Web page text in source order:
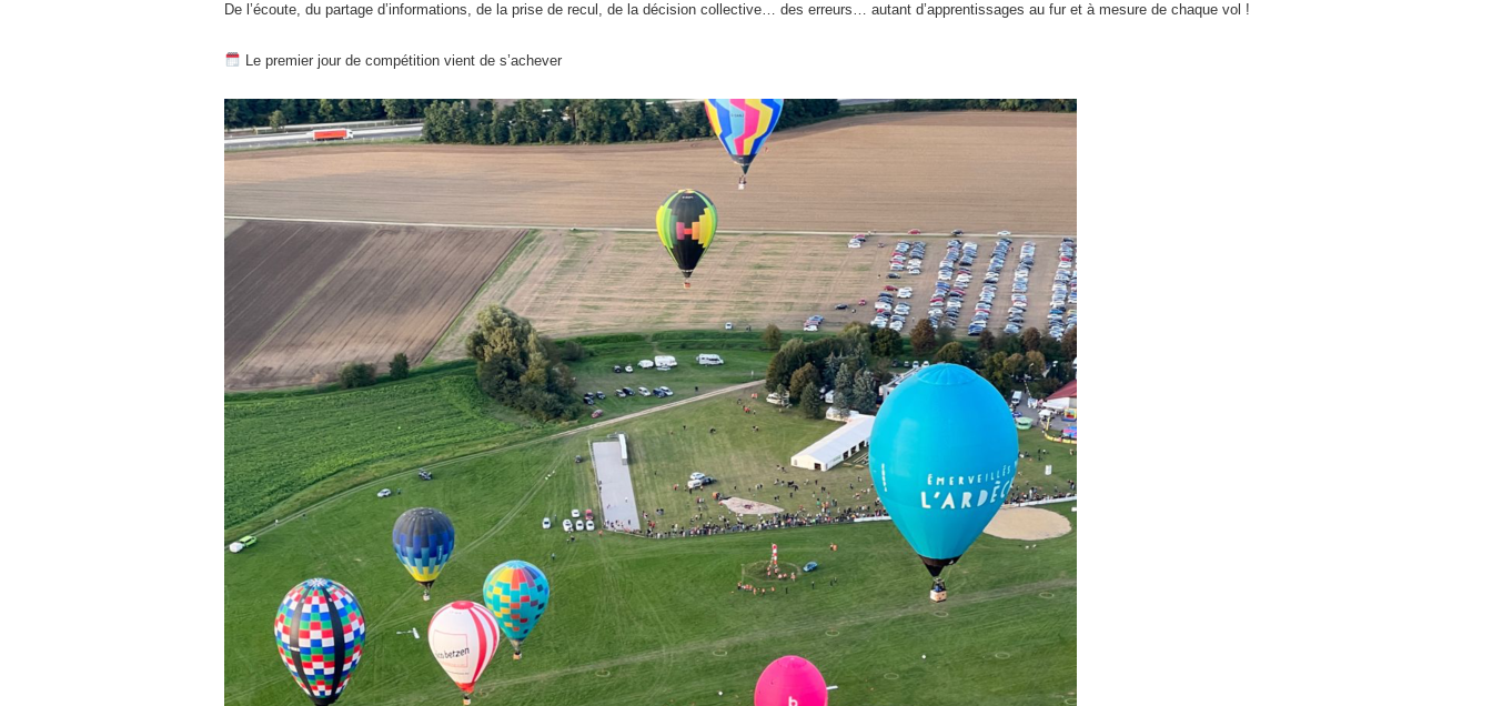
De l’écoute, du partage d’informations, de la prise de recul, de la décision collective… des erreurs… autant d’apprentissages au fur et à mesure de chaque vol !
Le premier jour de compétition vient de s’achever